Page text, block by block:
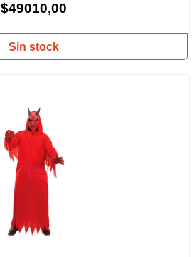
$49010,00
Sin stock